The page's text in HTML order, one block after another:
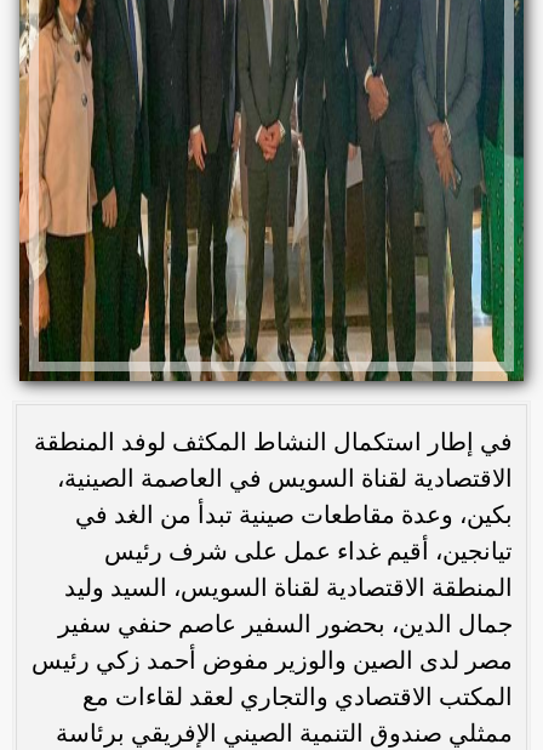
في إطار استكمال النشاط المكثف لوفد المنطقة
الاقتصادية لقناة السويس في العاصمة الصينية،
بكين، وعدة مقاطعات صينية تبدأ من الغد في
تيانجين، أقيم غداء عمل على شرف رئيس
المنطقة الاقتصادية لقناة السويس، السيد وليد
جمال الدين، بحضور السفير عاصم حنفي سفير
مصر لدى الصين والوزير مفوض أحمد زكي رئيس
المكتب الاقتصادي والتجاري لعقد لقاءات مع
ممثلي صندوق التنمية الصيني الإفريقي برئاسة